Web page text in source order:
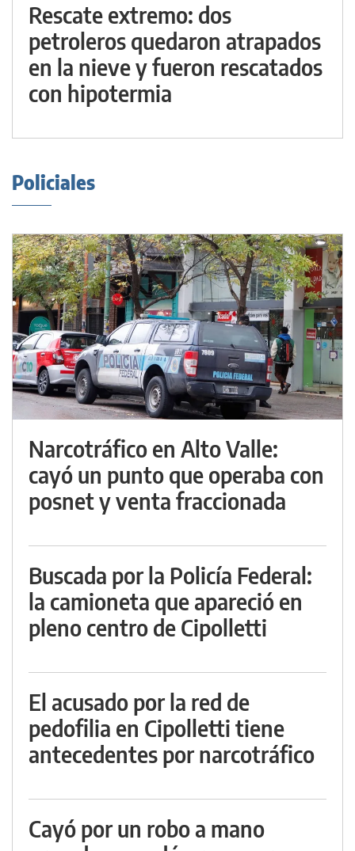
Rescate extremo: dos
petroleros quedaron atrapados
en la nieve y fueron rescatados
con hipotermia
Policiales
Narcotráfico en Alto Valle:
cayó un punto que operaba con
posnet y venta fraccionada
Buscada por la Policía Federal:
la camioneta que apareció en
pleno centro de Cipolletti
El acusado por la red de
pedofilia en Cipolletti tiene
antecedentes por narcotráfico
Cayó por un robo a mano